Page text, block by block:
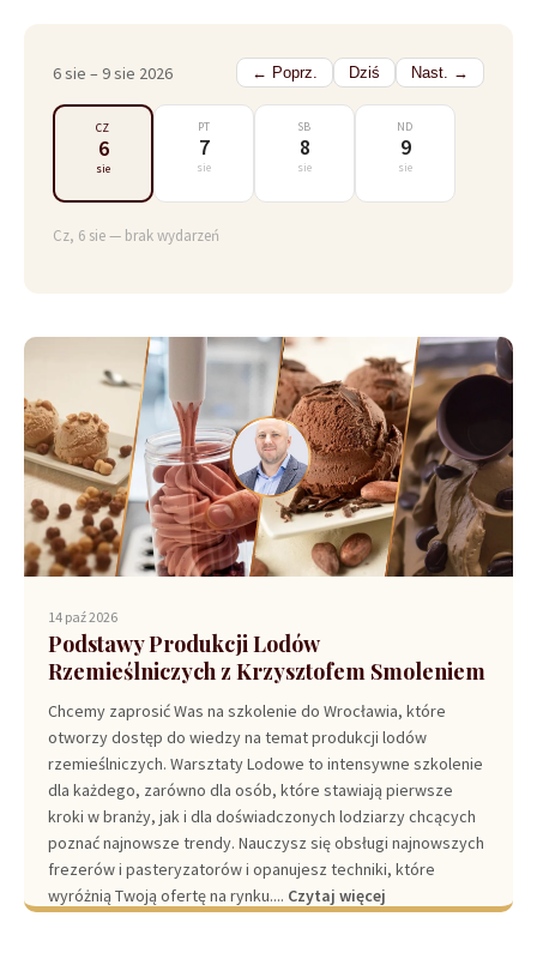
6 sie – 9 sie 2026 ← Poprz. Dziś Nast. →
CZ
6
sie
PT
7
sie
SB
8
sie
ND
9
sie
Cz, 6 sie — brak wydarzeń
14 paź 2026
Podstawy Produkcji Lodów
Rzemieślniczych z Krzysztofem Smoleniem
Chcemy zaprosić Was na szkolenie do Wrocławia, które
otworzy dostęp do wiedzy na temat produkcji lodów
rzemieślniczych. Warsztaty Lodowe to intensywne szkolenie
dla każdego, zarówno dla osób, które stawiają pierwsze
kroki w branży, jak i dla doświadczonych lodziarzy chcących
poznać najnowsze trendy. Nauczysz się obsługi najnowszych
frezerów i pasteryzatorów i opanujesz techniki, które
wyróżnią Twoją ofertę na rynku.... Czytaj więcej